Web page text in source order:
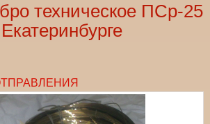
техническое ПСр-25